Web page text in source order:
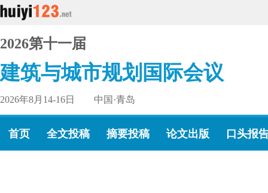
2026第十一届
建筑与城市规划国际会议
2026年8月14-16日 中国·青岛
首页 全文投稿 摘要投稿 论文出版 口头报